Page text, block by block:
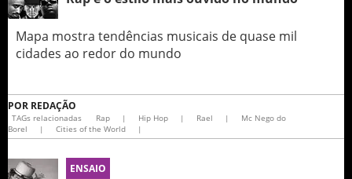
Mapa mostra tendências musicais de quase mil
cidades ao redor do mundo
POR REDAÇÃO
TAGs relacionadas Rap | Hip Hop | Rael |
Mc Nego do
Borel
| Cities of the World |
ENSAIO